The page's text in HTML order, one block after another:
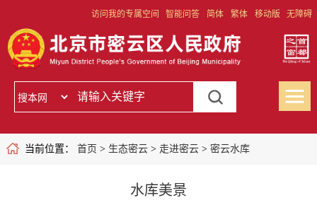
访问我的专属空间 智能问答 简体 繁体 移动版 无障碍
当前位置： 首页 > 生态密云> 走进密云> 密云水库
水库美景